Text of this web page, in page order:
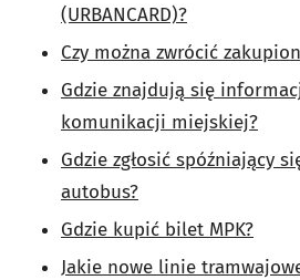
(URBANCARD)?
Czy można zwrócić
Gdzie znajdują się
komunikacji miejskiej?
Gdzie zgłosić spóźniający
autobus?
Gdzie kupić bilet MPK?
Jakie nowe linie